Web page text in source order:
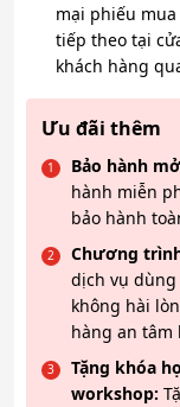
mại phiếu
tiếp theo tại
khách hàng
Ưu đãi thêm
Bảo hành
hành miễn
bảo hành
Chương
dịch vụ
không hài
hàng an tâm
Tặng khóa
workshop: